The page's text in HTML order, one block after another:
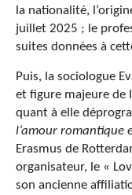
la nationalité,
juillet 2025 ; le
suites données à
Puis, la sociologue
et figure majeure de
quant à elle
l’amour romantique
Erasmus de
organisateur, le «
son ancienne